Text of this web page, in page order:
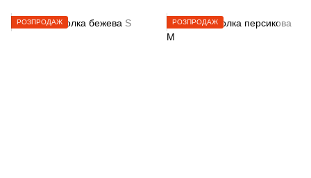
РОЗПРОДАЖ РОЗПРОДАЖ